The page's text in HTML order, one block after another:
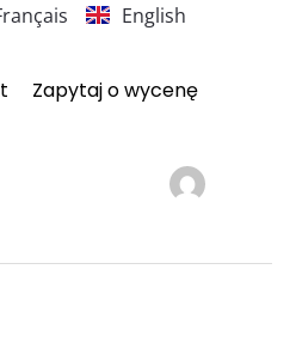
English
Zapytaj o wycenę